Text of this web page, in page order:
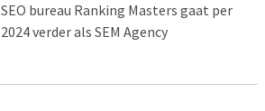
SEO bureau Ranking Masters gaat per
2024 verder als SEM Agency